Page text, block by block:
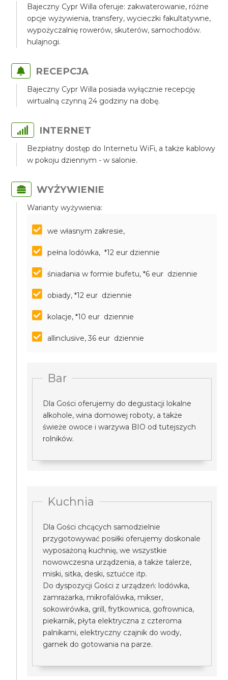
Bajeczny Cypr Willa oferuje: zakwaterowanie, różne
opcje wyżywienia, transfery, wycieczki fakultatywne,
wypożyczalnię rowerów, skuterów, samochodów.
hulajnogi.
RECEPCJA
Bajeczny Cypr Willa posiada wyłącznie recepcję
wirtualną czynną 24 godziny na dobę.
INTERNET
Bezpłatny dostęp do Internetu WiFi, a także kablowy
w pokoju dziennym - w salonie.
WYŻYWIENIE
Warianty wyżywienia:
we własnym zakresie,
pełna lodówka, *12 eur dziennie
śniadania w formie bufetu, *6 eur dziennie
obiady, *12 eur dziennie
kolacje, *10 eur dziennie
allinclusive, 36 eur dziennie
Bar
Dla Gości oferujemy do degustacji lokalne
alkohole, wina domowej roboty, a także
świeże owoce i warzywa BIO od tutejszych
rolników.
Kuchnia
Dla Gości chcących samodzielnie
przygotowywać posiłki oferujemy doskonale
wyposażoną kuchnię, we wszystkie
nowowczesna urządzenia, a także talerze,
miski, sitka, deski, sztućce itp.
Do dyspozycji Gości z urządzeń: lodówka,
zamrażarka, mikrofalówka, mikser,
sokowirówka, grill, frytkownica, gofrownica,
piekarnik, płyta elektryczna z czteroma
palnikami, elektryczny czajnik do wody,
garnek do gotowania na parze.